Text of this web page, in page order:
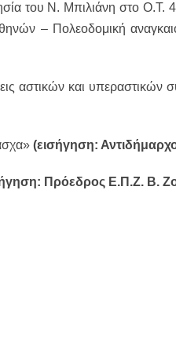
του Ν. Μπιλιάνη στο Ο.Τ.
– Πολεοδομική
και υπεραστικών
(εισήγηση:
Πρόεδρος Ε.Π.Ζ. Β.